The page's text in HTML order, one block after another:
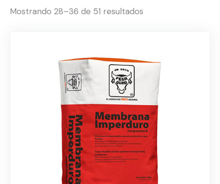
Mostrando 28–36 de 51 resultados